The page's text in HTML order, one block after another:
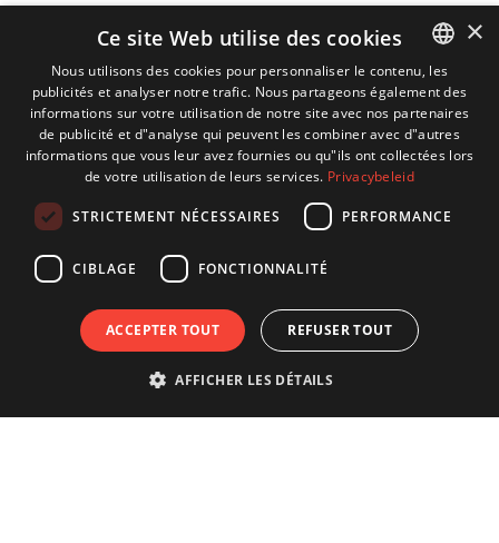
DUTCH
ENGLISH
×
Ce site Web utilise des cookies
Nous utilisons des cookies pour personnaliser le contenu, les
publicités et analyser notre trafic. Nous partageons également des
informations sur votre utilisation de notre site avec nos partenaires
de publicité et d"analyse qui peuvent les combiner avec d"autres
informations que vous leur avez fournies ou qu"ils ont collectées lors
de votre utilisation de leurs services. Privacybeleid
STRICTEMENT NÉCESSAIRES PERFORMANCE
CIBLAGE FONCTIONNALITÉ
ACCEPTER TOUT REFUSER TOUT
AFFICHER LES DÉTAILS